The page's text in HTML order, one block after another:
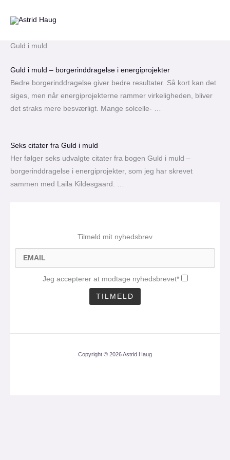
Guld i muld
Guld i muld – borgerinddragelse i energiprojekter
Bedre borgerinddragelse giver bedre resultater. Så kort kan det
siges, men når energiprojekterne rammer virkeligheden, bliver
det straks mere besværligt. Mange solcelle- …
Seks citater fra Guld i muld
Her følger seks udvalgte citater fra bogen Guld i muld –
borgerinddragelse i energiprojekter, som jeg har skrevet
sammen med Laila Kildesgaard. …
Tilmeld mit nyhedsbrev
Jeg accepterer at modtage nyhedsbrevet*
Copyright © 2026 Astrid Haug